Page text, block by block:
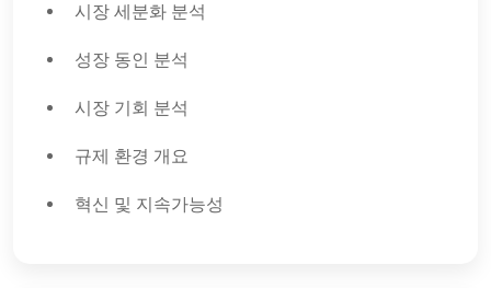
시장 세분화 분석
성장 동인 분석
시장 기회 분석
규제 환경 개요
혁신 및 지속가능성